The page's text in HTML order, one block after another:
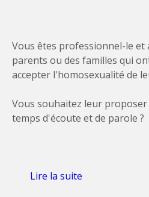
Vous êtes professionnel-le et
parents ou des familles qui
accepter l'homosexualité de
Vous souhaitez leur
temps d'écoute et de parole ?
Lire la suite